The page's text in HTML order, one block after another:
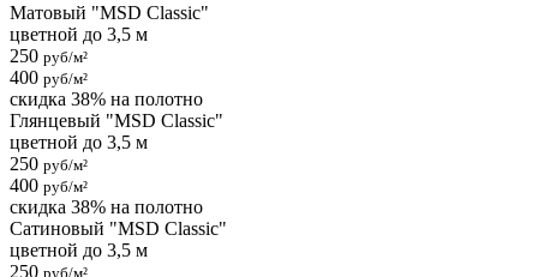
Матовый "MSD Classic"
цветной до 3,5 м
250 руб/м²
400 руб/м²
скидка 38% на полотно
Глянцевый "MSD Classic"
цветной до 3,5 м
250 руб/м²
400 руб/м²
скидка 38% на полотно
Сатиновый "MSD Classic"
цветной до 3,5 м
250 руб/м²